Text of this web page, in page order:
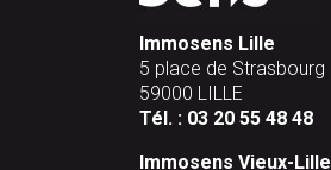
Immosens Lille
5 place de Strasbourg
59000 LILLE
Tél. : 03 20 55 48 48
Immosens Vieux-Lille